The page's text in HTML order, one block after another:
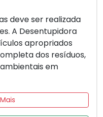
deve ser realizada
A Desentupidora
apropriados
dos resíduos,
em